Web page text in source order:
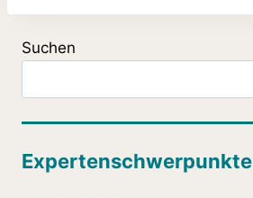
Suchen
Expertenschwerpunkte